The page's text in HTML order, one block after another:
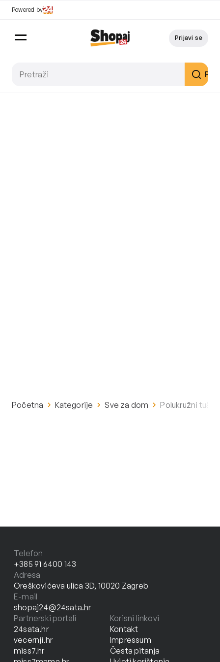
Powered by
Prijavi se
Početna Kategorije Sve za dom Polukružni tuš
Telefon
+385 91 6400 143
Adresa
Oreškovićeva ulica 3D, 10020 Zagreb
E-mail
shopaj24@24sata.hr
Partnerski portali
24sata.hr
vecernji.hr
miss7.hr
Korisni linkovi
Kontakt
Impressum
Česta pitanja